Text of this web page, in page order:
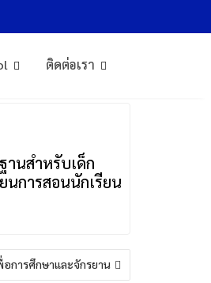
ติดต่อเรา
านสำหรับเด็ก
การสอนนักเรียน
การศึกษาและจักรยาน